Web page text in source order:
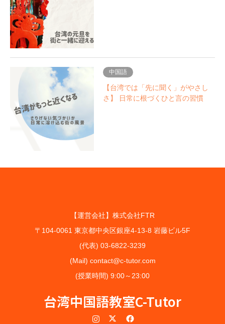
中国語
【台湾では「先に聞く」がやさし
さ】 日常に根づくひと言の習慣
【運営会社】株式会社FTR
〒104-0061 東京都中央区銀座4-13-8 岩藤ビル5F
(代表) 03-6822-3239
(Mail) contact@c-tutor.com
(授業時間) 9:00～23:00
台湾中国語教室C-Tutor